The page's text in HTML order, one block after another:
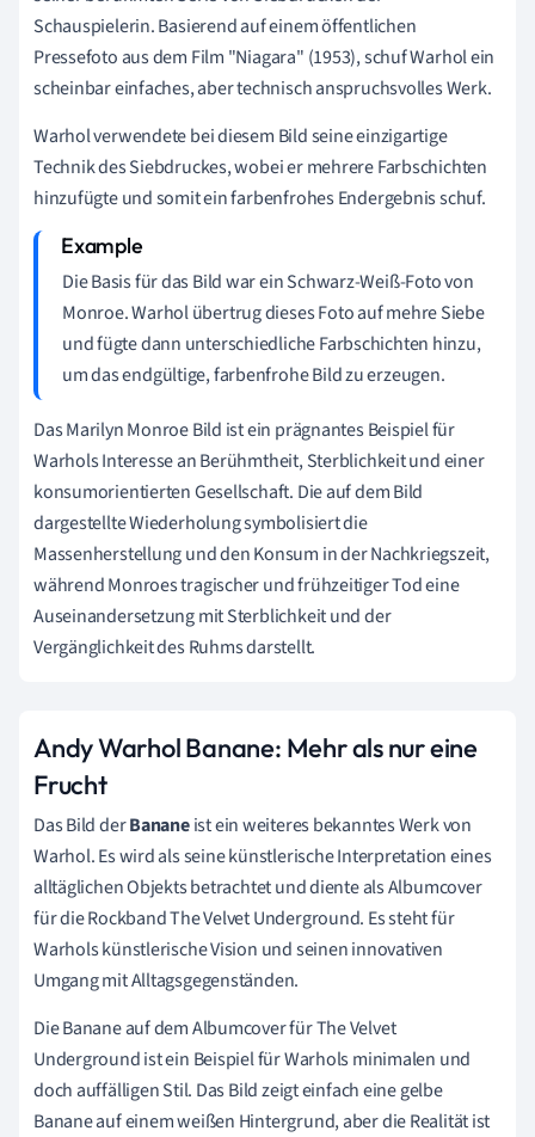
Schauspielerin. Basierend auf einem öffentlichen
Pressefoto aus dem Film "Niagara" (1953), schuf Warhol ein
scheinbar einfaches, aber technisch anspruchsvolles Werk.
Warhol verwendete bei diesem Bild seine einzigartige
Technik des Siebdruckes, wobei er mehrere Farbschichten
hinzufügte und somit ein farbenfrohes Endergebnis schuf.
Die Basis für das Bild war ein Schwarz-Weiß-Foto von
Monroe. Warhol übertrug dieses Foto auf mehre Siebe
und fügte dann unterschiedliche Farbschichten hinzu,
um das endgültige, farbenfrohe Bild zu erzeugen.
Das Marilyn Monroe Bild ist ein prägnantes Beispiel für
Warhols Interesse an Berühmtheit, Sterblichkeit und einer
konsumorientierten Gesellschaft. Die auf dem Bild
dargestellte Wiederholung symbolisiert die
Massenherstellung und den Konsum in der Nachkriegszeit,
während Monroes tragischer und frühzeitiger Tod eine
Auseinandersetzung mit Sterblichkeit und der
Vergänglichkeit des Ruhms darstellt.
Andy Warhol Banane: Mehr als nur eine
Frucht
Das Bild derBananeist ein weiteres bekanntes Werk von
Warhol. Es wird als seine künstlerische Interpretation eines
alltäglichen Objekts betrachtet und diente als Albumcover
für die Rockband The Velvet Underground. Es steht für
Warhols künstlerische Vision und seinen innovativen
Umgang mit Alltagsgegenständen.
Die Banane auf dem Albumcover für The Velvet
Underground ist ein Beispiel für Warhols minimalen und
doch auffälligen Stil. Das Bild zeigt einfach eine gelbe
Banane auf einem weißen Hintergrund, aber die Realität ist